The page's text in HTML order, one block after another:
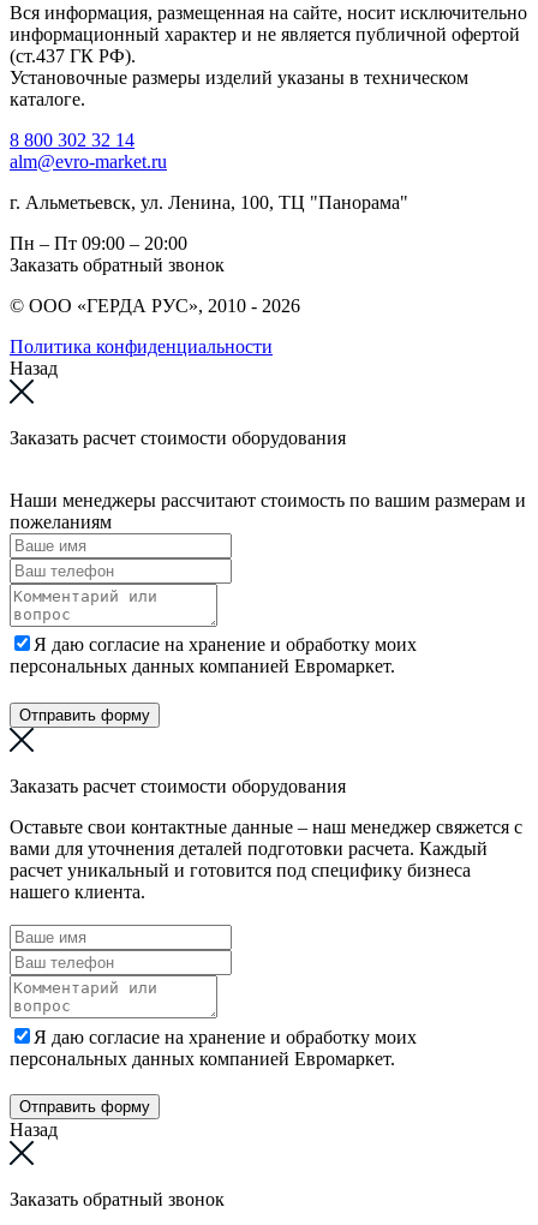
Вся информация, размещенная на сайте, носит исключительно
информационный характер и не является публичной офертой
(ст.437 ГК РФ).
Установочные размеры изделий указаны в техническом
каталоге.
8 800 302 32 14
alm@evro-market.ru
г. Альметьевск, ул. Ленина, 100, ТЦ "Панорама"
Пн – Пт 09:00 – 20:00
Заказать обратный звонок
© ООО «ГЕРДА РУС», 2010 - 2026
Политика конфиденциальности
Назад
Заказать расчет стоимости оборудования
Наши менеджеры рассчитают стоимость по вашим размерам и
пожеланиям
Я даю согласие на хранение и обработку моих
персональных данных компанией Евромаркет.
Отправить форму
Заказать расчет стоимости оборудования
Оставьте свои контактные данные – наш менеджер свяжется с
вами для уточнения деталей подготовки расчета. Каждый
расчет уникальный и готовится под специфику бизнеса
нашего клиента.
Я даю согласие на хранение и обработку моих
персональных данных компанией Евромаркет.
Отправить форму
Назад
Заказать обратный звонок